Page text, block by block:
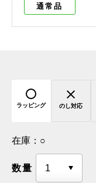
通常品
ラッピング のし対応
在庫： ○
数量